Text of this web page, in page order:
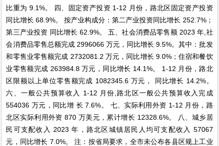
比重为 9.1%。 四、固定资产投资 1-12 月份，路北区固定资产投资
同比增长 68.9%。 按产业构成分：第二产业投资同比增长 252.7%；
第三产业投资 同比增长 62.9%。 五、社会消费品零售额 2023 年,社
会消费品零售总额完成 2996066 万元，同比增长 9.5%。其中：批发
和零售业零售额完成 2732081.2 万元，同比增长 9.0%；住宿和餐饮
业零售额完成 263984.8 万元，同比增长 14.1%。 1-12 月份，路北
区限额以上单位零售额完成 1082345.6 万元， 同比增长 14.2%。
六、一般公共预算收入 1-12 月份,路北区一般公共预算收入完成
554036 万元，同比增 长 7.6%。 七、实际利用外资 1-12 月份，路
北区实际利用外资 870 万美元，累计增长 12328.6%。 八、城乡居
民可支配收入 2023 年，路北区城镇居民人均可支配收入 57067
元，同比增长 7.0%。 注：按省局要求，全市未公布各县区规上工业